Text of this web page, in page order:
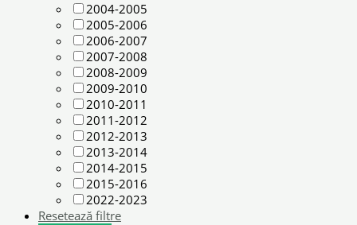
2004-2005
2005-2006
2006-2007
2007-2008
2008-2009
2009-2010
2010-2011
2011-2012
2012-2013
2013-2014
2014-2015
2015-2016
2022-2023
Resetează filtre